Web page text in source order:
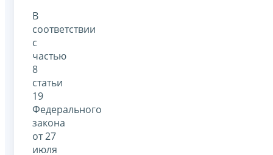
В
соответствии
с
частью
8
статьи
19
Федерального
закона
от 27
июля